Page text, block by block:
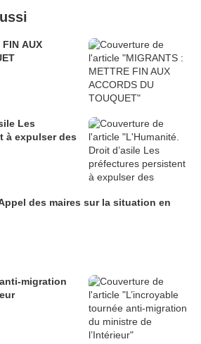
FIN AUX
Les
à expulser des
des maires sur la situation en
migration